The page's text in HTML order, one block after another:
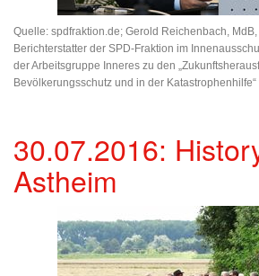
Quelle: spdfraktion.de; Gerold Reichenbach,
Berichterstatter der SPD-Fraktion im
der Arbeitsgruppe Inneres zu den
Bevölkerungsschutz und in der Katastrophenhilfe“
30.07.2016:
Astheim